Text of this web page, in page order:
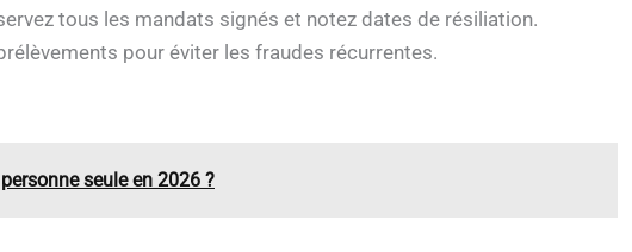
tous les mandats signés et notez dates de résiliation.
pour éviter les fraudes récurrentes.
seule en 2026 ?